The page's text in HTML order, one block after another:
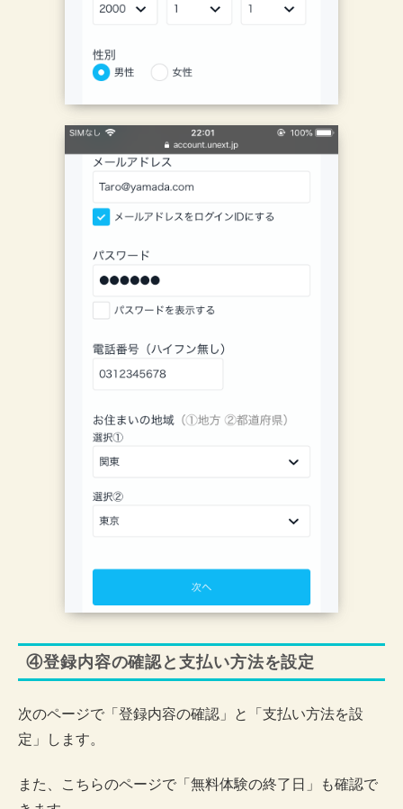
④登録内容の確認と支払い方法を設定
次のページで「登録内容の確認」と「支払い方法を設
定」します。
また、こちらのページで「無料体験の終了日」も確認で